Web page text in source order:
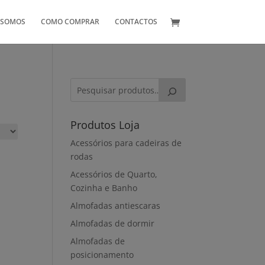
COMO COMPRAR CONTACTOS
Produtos Loja
Acessórios para cadeiras de
rodas
Acessórios de Quarto,
Cozinha e Banho
Almofadas antiescaras
Almofadas de dormir
Almofadas de
posicionamento